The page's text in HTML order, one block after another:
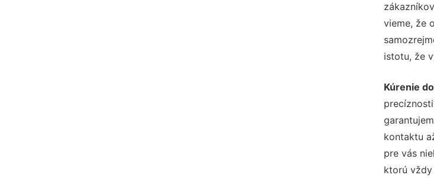
vieme, že
istotu, že
Kúrenie
kontaktu
pre vás
ktorú vždy